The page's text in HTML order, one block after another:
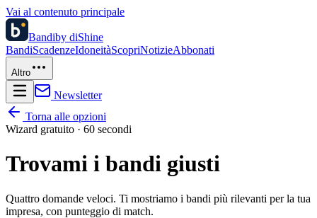
Vai al contenuto principale
Bandiby diShine
BandiScadenzeIdoneitàScopriNotizieAbbonati
Altro
Newsletter
Torna alle opzioni
Wizard gratuito · 60 secondi
Trovami i bandi giusti
Quattro domande veloci. Ti mostriamo i bandi più rilevanti per la tua
impresa, con punteggio di match.